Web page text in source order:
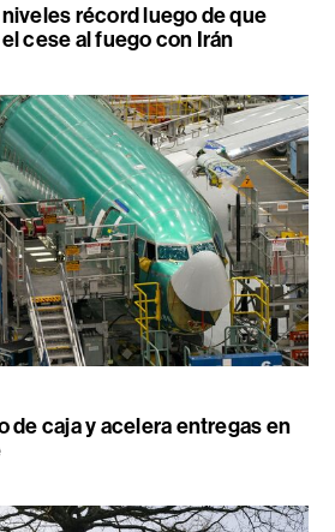
récord luego de que
cese al fuego con Irán
de caja y acelera entregas en